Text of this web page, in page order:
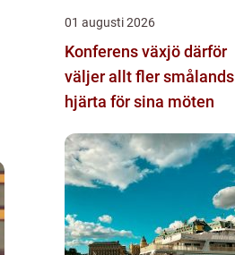
01 augusti 2026
Konferens växjö därför
väljer allt fler smålands
hjärta för sina möten